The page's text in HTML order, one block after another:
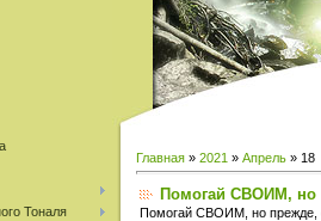
Тоналя
Главная » 2021 » Апрель » 18
Помогай СВОИМ, но
Помогай СВОИМ, но прежде,